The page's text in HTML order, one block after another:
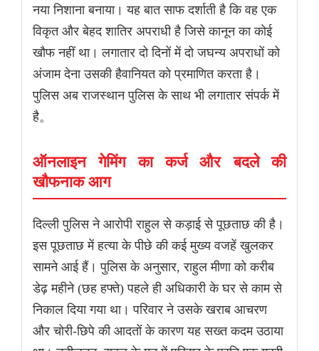
नया निशाना बनाया। यह बात साफ दर्शाती है कि वह एक
विकृत और बेहद शातिर अपराधी है जिसे कानून का कोई
खौफ नहीं था। लगातार दो दिनों में दो जघन्य अपराधों को
अंजाम देना उसकी हैवानियत को प्रमाणित करता है।
पुलिस अब राजस्थान पुलिस के साथ भी लगातार संपर्क में
है。
ऑनलाइन गेमिंग का कर्ज और बदले की
खौफनाक आग
दिल्ली पुलिस ने आरोपी राहुल से कड़ाई से पूछताछ की है।
इस पूछताछ में हत्या के पीछे की कई मुख्य वजहें खुलकर
सामने आई हैं। पुलिस के अनुसार, राहुल मीणा को करीब
डेढ़ महीने (छह हफ्ते) पहले ही अधिकारी के घर से काम से
निकाल दिया गया था। परिवार ने उसके खराब आचरण
और चोरी-छिपे की आदतों के कारण यह सख्त कदम उठाया